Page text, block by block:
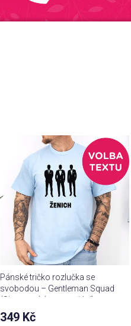
Pánské tričko rozlučka se
svobodou – Gentleman Squad
(Signature) (text na přání)
349 Kč